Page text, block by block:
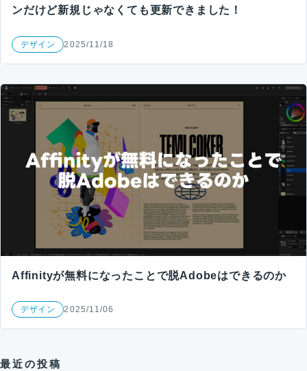
ンだけど新規じゃなくても更新できました！
デザイン 2025/11/18
Affinityが無料になったことで脱Adobeはできるのか
デザイン 2025/11/06
最近の投稿